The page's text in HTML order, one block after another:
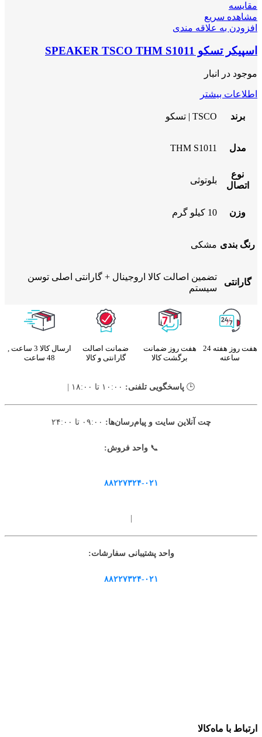
مقایسه
مشاهده سریع
افزودن به علاقه مندی
اسپیکر تسکو SPEAKER TSCO THM S1011
موجود در انبار
اطلاعات بیشتر
برند TSCO | تسکو
مدل THM S1011
نوع
اتصال
بلوتوثی
وزن 10 کیلو گرم
رنگ بندی مشکی
گارانتی
تضمین اصالت کالا اروجینال + گارانتی اصلی توسن
سیستم
هفت روز هفته 24
ساعته
هفت روز ضمانت
برگشت کالا
ضمانت اصالت
گارانتی و کالا
ارسال کالا 3 ساعت ,
48 ساعت
🕒 پاسخگویی تلفنی:
چت آنلاین سایت و پیام‌رسان‌ها:
📞واحد فروش:
۸۸۲۲۷۳۲۴-۰۲۱
واحد پشتیبانی سفارشات:
۸۸۲۲۷۳۲۴-۰۲۱
ارتباط با ماه‌کالا